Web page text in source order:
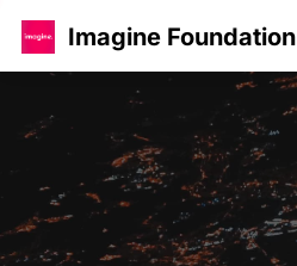
Imagine Foundation